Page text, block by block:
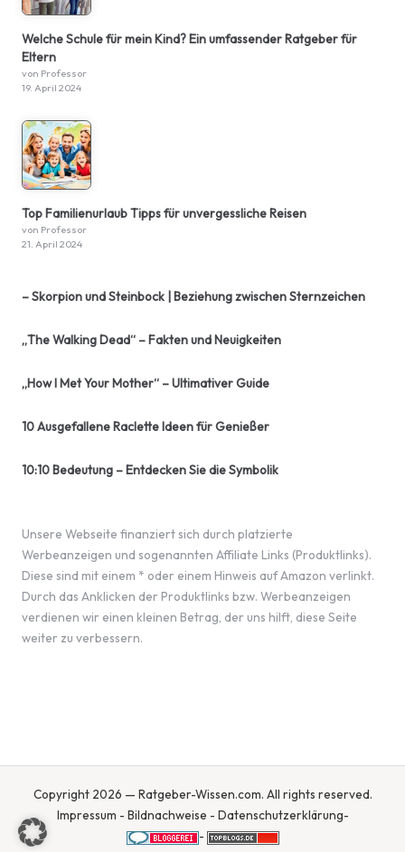
Welche Schule für mein Kind? Ein umfassender Ratgeber für
Eltern
von Professor
19. April 2024
Top Familienurlaub Tipps für unvergessliche Reisen
von Professor
21. April 2024
– Skorpion und Steinbock | Beziehung zwischen Sternzeichen
„The Walking Dead“ – Fakten und Neuigkeiten
„How I Met Your Mother“ – Ultimativer Guide
10 Ausgefallene Raclette Ideen für Genießer
10:10 Bedeutung – Entdecken Sie die Symbolik
Unsere Webseite finanziert sich durch platzierte
Werbeanzeigen und sogenannten Affiliate Links (Produktlinks).
Diese sind mit einem * oder einem Hinweis auf Amazon verlinkt.
Durch das Anklicken der Produktlinks bzw. Werbeanzeigen
verdienen wir einen kleinen Betrag, der uns hilft, diese Seite
weiter zu verbessern.
Copyright 2026 — Ratgeber-Wissen.com. All rights reserved.
Impressum - Bildnachweise - Datenschutzerklärung-
-